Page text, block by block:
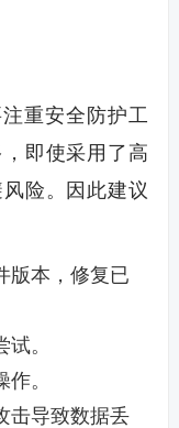
重安全防护工
即使采用了高
险。因此建议
版本，修复已
。
。
击导致数据丢